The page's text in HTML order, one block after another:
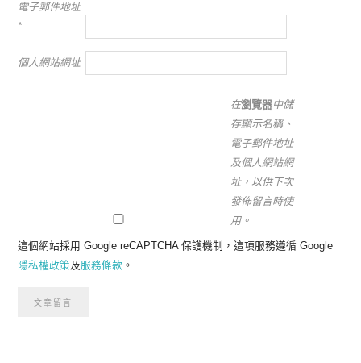
電子郵件地址
*
個人網站網址
在瀏覽器中儲
存顯示名稱、
電子郵件地址
及個人網站網
址，以供下次
發佈留言時使
用。
這個網站採用 Google reCAPTCHA 保護機制，這項服務遵循 Google
隱私權政策及服務條款 。